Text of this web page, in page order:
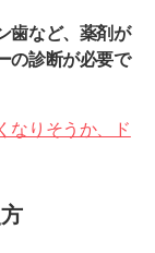
歯など、薬剤が
の診断が必要で
なりそうか、ド